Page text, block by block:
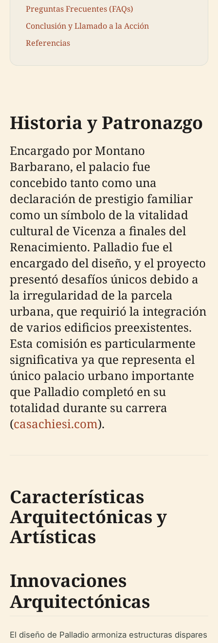
Preguntas Frecuentes (FAQs)
Conclusión y Llamado a la Acción
Referencias
Historia y Patronazgo
Encargado por Montano
Barbarano, el palacio fue
concebido tanto como una
declaración de prestigio familiar
como un símbolo de la vitalidad
cultural de Vicenza a finales del
Renacimiento. Palladio fue el
encargado del diseño, y el proyecto
presentó desafíos únicos debido a
la irregularidad de la parcela
urbana, que requirió la integración
de varios edificios preexistentes.
Esta comisión es particularmente
significativa ya que representa el
único palacio urbano importante
que Palladio completó en su
totalidad durante su carrera
(casachiesi.com).
Características
Arquitectónicas y
Artísticas
Innovaciones
Arquitectónicas
El diseño de Palladio armoniza estructuras dispares